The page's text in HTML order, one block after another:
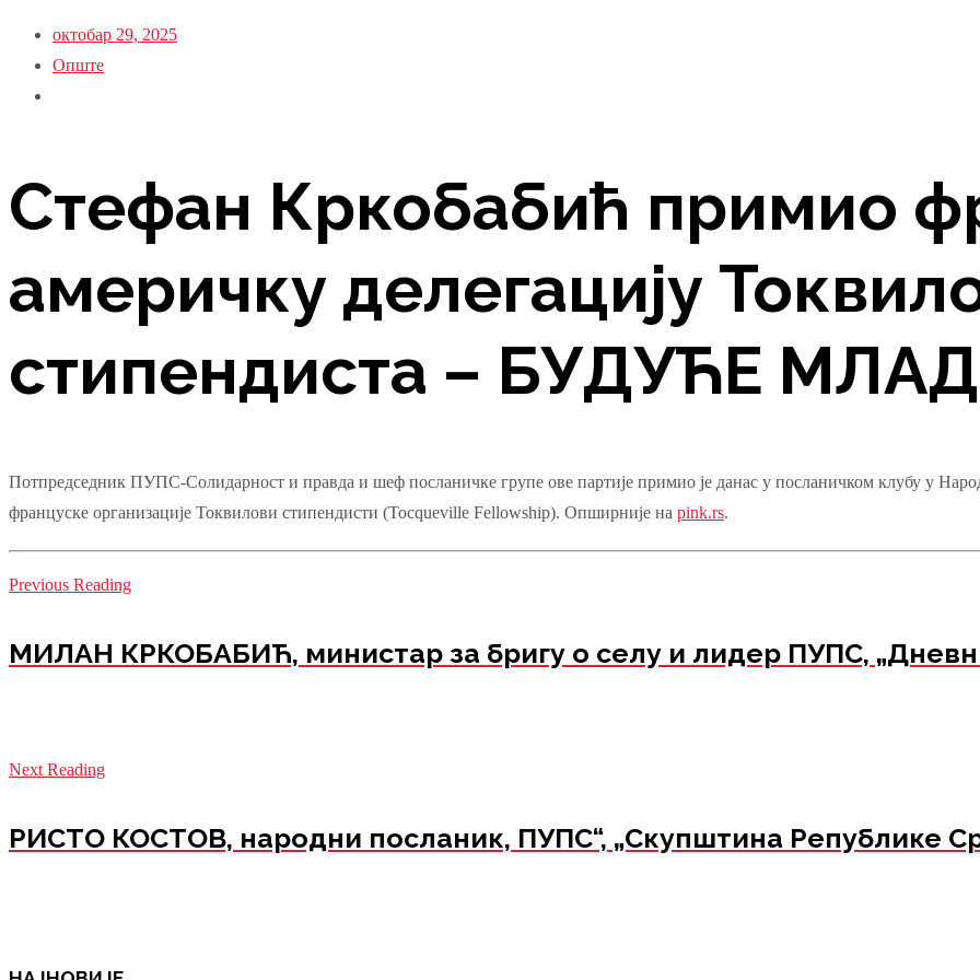
октобар 29, 2025
Опште
Стефан Кркобабић примио
америчку делегацију
стипендиста – БУДУЋЕ
Потпредседник ПУПС-Солидарност и правда и шеф посланичке групе ове партије примио је данас у посланичком клубу у
француске организације Токвилови стипендисти (Tocqueville Fellowship). Опширније на pink.rs.
Previous Reading
МИЛАН КРКОБАБИЋ, министар за бригу о селу и лидер ПУПС,
Next Reading
РИСТО КОСТОВ, народни посланик, ПУПС“, „Скупштина Републике